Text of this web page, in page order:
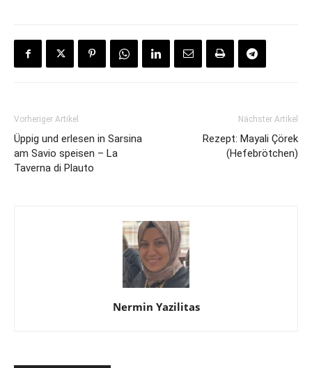
Vorheriger Artikel
Üppig und erlesen in Sarsina
am Savio speisen – La
Taverna di Plauto
Nächster Artikel
Rezept: Mayali Çörek
(Hefebrötchen)
Nermin Yazilitas